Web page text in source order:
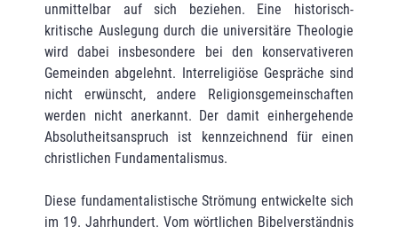
unmittelbar auf sich beziehen. Eine historisch-
kritische Auslegung durch die universitäre Theologie
wird dabei insbesondere bei den konservativeren
Gemeinden abgelehnt. Interreligiöse Gespräche sind
nicht erwünscht, andere Religionsgemeinschaften
werden nicht anerkannt. Der damit einhergehende
Absolutheitsanspruch ist kennzeichnend für einen
christlichen Fundamentalismus.
Diese fundamentalistische Strömung entwickelte sich
im 19. Jahrhundert. Vom wörtlichen Bibelverständnis